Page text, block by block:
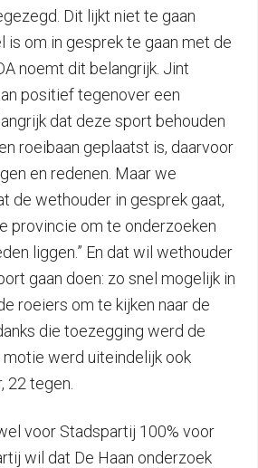
Dit lijkt niet te gaan
is om in gesprek te gaan met de
noemt dit belangrijk. Jint
positief tegenover een
dat deze sport behouden
roeibaan geplaatst is, daarvoor
en redenen. Maar we
de wethouder in gesprek gaat,
provincie om te onderzoeken
liggen.” En dat wil wethouder
gaan doen: zo snel mogelijk in
roeiers om te kijken naar de
die toezegging werd de
werd uiteindelijk ook
22 tegen.
voor Stadspartij 100% voor
wil dat De Haan onderzoek